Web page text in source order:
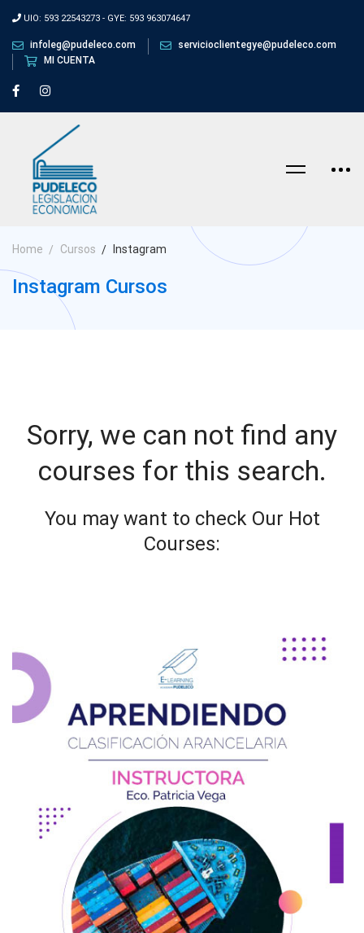
UIO: 593 22543273 - GYE: 593 963074647
infoleg@pudeleco.com
servicioclientegye@pudeleco.com
MI CUENTA
Home Cursos Instagram
Instagram Cursos
Sorry, we can not find any
courses for this search.
You may want to check Our Hot
Courses: